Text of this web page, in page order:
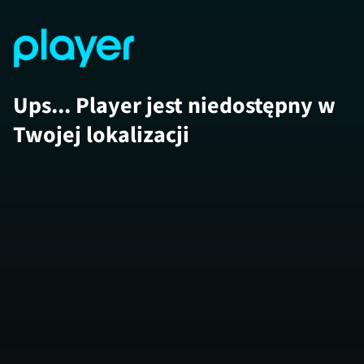
Ups... Player jest niedostępny w
Twojej lokalizacji